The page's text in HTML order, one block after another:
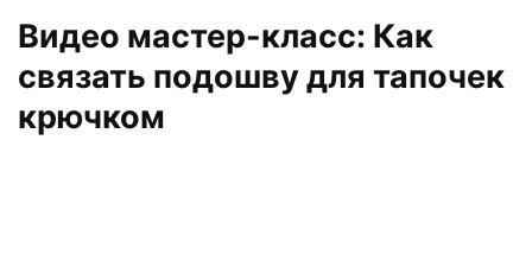
Видео мастер-класс: Как
связать подошву для тапочек
крючком